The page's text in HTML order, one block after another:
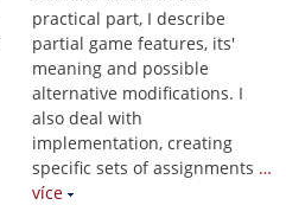
practical part, I describe
partial game features, its'
meaning and possible
alternative modifications. I
also deal with
implementation, creating
specific sets of assignments …
více